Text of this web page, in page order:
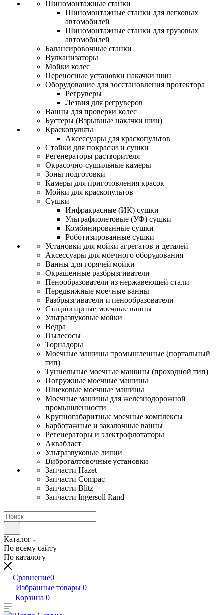
Шиномонтажные станки
Шиномонтажные станки для легковых
автомобилей
Шиномонтажные станки для грузовых
автомобилей
Балансировочные станки
Вулканизаторы
Мойки колес
Переносные установки накачки шин
Оборудование для восстановления протектора
Регруверы
Лезвия для регруверов
Ванны для проверки колес
Бустеры (Взрывные накачки шин)
Краскопульты
Аксессуары для краскопультов
Стойки для покраски и сушки
Регенераторы растворителя
Окрасочно-сушильные камеры
Зоны подготовки
Камеры для приготовления красок
Мойки для краскопультов
Сушки
Инфракрасные (ИК) сушки
Ультрафиолетовые (УФ) сушки
Комбинированные сушки
Роботизированные сушки
Установки для мойки агрегатов и деталей
Аксессуары для моечного оборудования
Ванны для горячей мойки
Окрашенные разбрызгиватели
Пенообразователи из нержавеющей стали
Передвижные моечные ванны
Разбрызгиватели и пенообразователи
Стационарные моечные ванны
Ультразвуковые мойки
Ведра
Пылесосы
Торнадоры
Моечные машины промышленные (портальный
тип)
Туннельные моечные машины (проходной тип)
Погружные моечные машины
Шнековые моечные машины
Моечные машины для железнодорожной
промышленности
Крупногабаритные моечные комплексы
Барботажные и закалочные ванны
Регенераторы и электрофлотаторы
Аквабласт
Ультразвуковые линии
Виброгалтовочные установки
Запчасти Hazet
Запчасти Compac
Запчасти Blitz
Запчасти Ingersoll Rand
Каталог
По всему сайту
По каталогу
Сравнение0
Избранные товары 0
Корзина 0